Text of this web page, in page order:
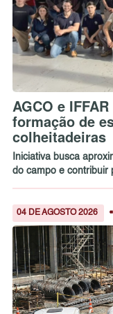
AGCO e
formação de
colheitadeiras
Iniciativa busca
do campo e contribuir
04 DE AGOSTO 2026